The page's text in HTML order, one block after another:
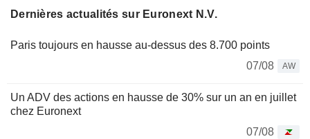
Dernières actualités sur Euronext N.V.
Paris toujours en hausse au-dessus des 8.700 points
07/08
AW
Un ADV des actions en hausse de 30% sur un an en juillet
chez Euronext
07/08